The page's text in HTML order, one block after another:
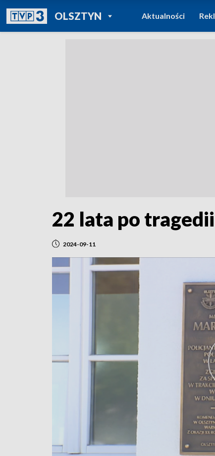
OLSZTYNPOWRÓT DO
TVP REGIONY
Aktualności
22 lata po
2024-09-11